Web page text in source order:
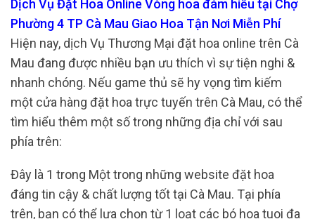
Dịch Vụ Đặt Hoa Online Vòng hoa đám hiếu tại Chợ
Phường 4 TP Cà Mau Giao Hoa Tận Nơi Miễn Phí
Hiện nay, dịch Vụ Thương Mại đặt hoa online trên Cà
Mau đang được nhiều bạn ưu thích vì sự tiện nghi &
nhanh chóng. Nếu game thủ sẽ hy vọng tìm kiếm
một cửa hàng đặt hoa trực tuyến trên Cà Mau, có thể
tìm hiểu thêm một số trong những địa chỉ với sau
phía trên:
Đây là 1 trong Một trong những website đặt hoa
đáng tin cậy & chất lượng tốt tại Cà Mau. Tại phía
trên, bạn có thể lựa chọn từ 1 loạt các bó hoa tuoi đa